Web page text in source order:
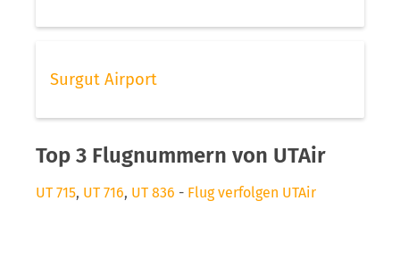
Surgut Airport
Top 3 Flugnummern von UTAir
UT 715, UT 716, UT 836 - Flug verfolgen UTAir